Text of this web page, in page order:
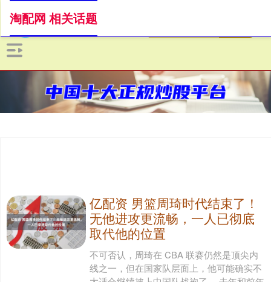
淘配网 相关话题
亿配资 男篮周琦时代结束了！
无他进攻更流畅，一人已彻底
取代他的位置
不可否认，周琦在 CBA 联赛仍然是顶尖内
线之一，但在国家队层面上，他可能确实不